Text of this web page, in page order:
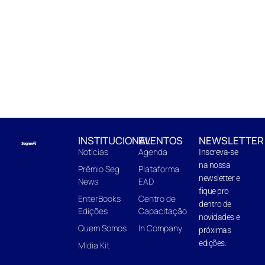
INSTITUCIONAL
Notícias
Prêmio Seg
News
EnterBooks
Edições
Quem Somos
Midia Kit
EVENTOS
Agenda
Plataforma
EAD
Centro de
Capacitação
In Company
NEWSLETTER
Inscreva-se
na nossa
newsletter e
fique pro
dentro de
novidades e
próximas
edições.